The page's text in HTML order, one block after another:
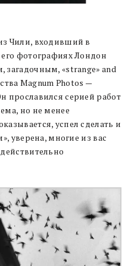
Чили, входивший в
фотографиях Лондон
загадочным, «strange» and
Magnum Photos —
прославился серией работ
но не менее
успел сделать и
уверена, многие из вас